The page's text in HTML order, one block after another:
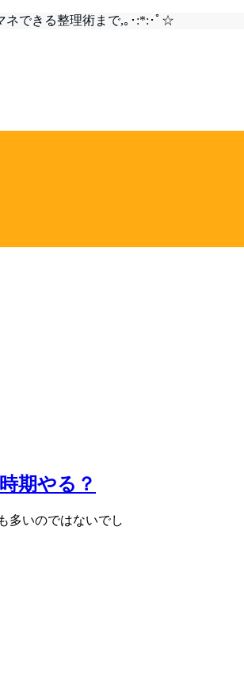
できる整理術まで,｡･:*:･ﾟ☆
期やる？
多いのではないでし